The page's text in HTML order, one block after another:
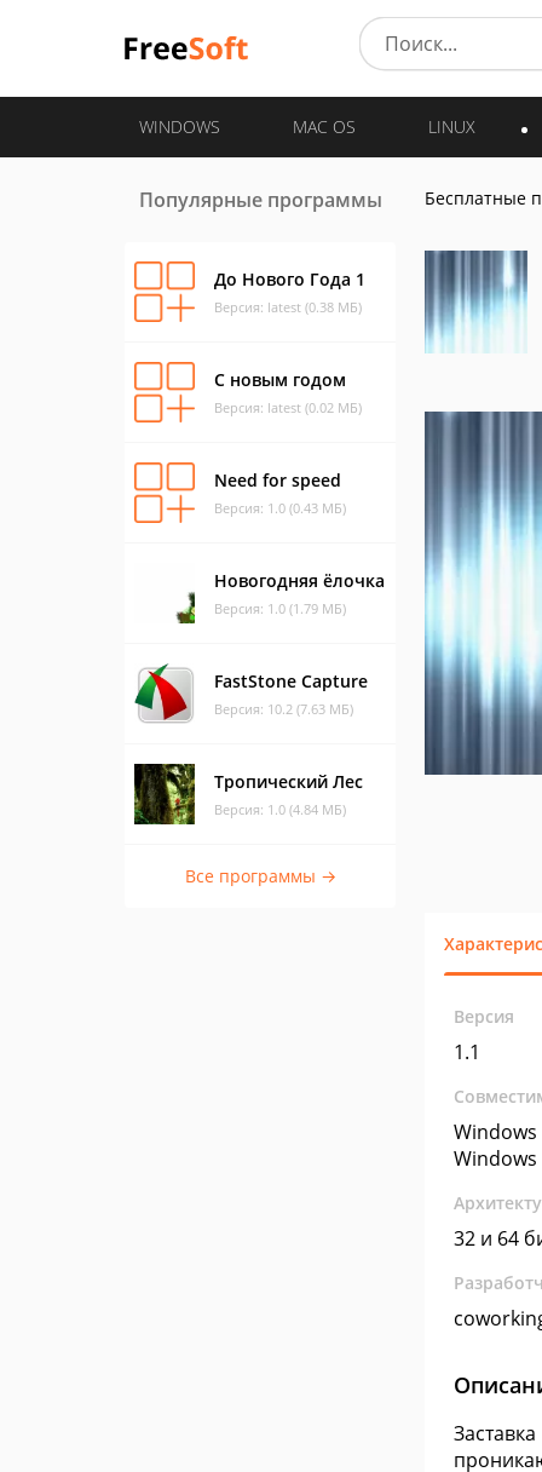
WINDOWS MAC OS LINUX
Популярные программы
До Нового Года 1
Версия: latest (0.38 МБ)
С новым годом
Версия: latest (0.02 МБ)
Need for speed
Версия: 1.0 (0.43 МБ)
Новогодняя ёлочка
Версия: 1.0 (1.79 МБ)
FastStone Capture
Версия: 10.2 (7.63 МБ)
Тропический Лес
Версия: 1.0 (4.84 МБ)
Все программы →
Бесплатные
Версия
1.1
Windows
Windows
32 и 64